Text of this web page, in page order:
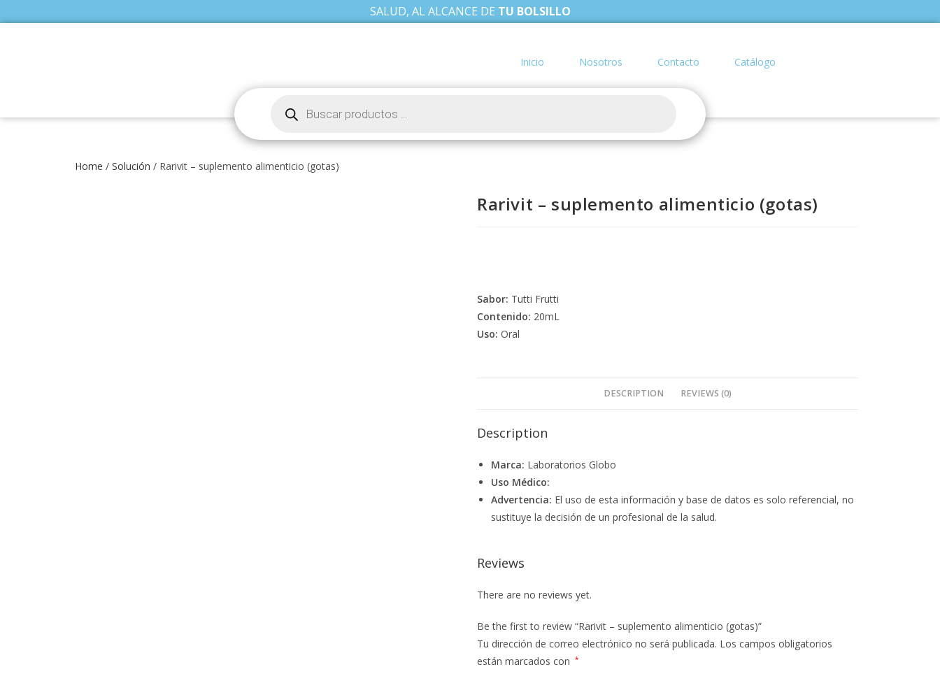
SALUD, AL ALCANCE DE TU BOLSILLO
Inicio Nosotros Contacto Catálogo
Home / Solución / Rarivit – suplemento alimenticio (gotas)
Rarivit – suplemento alimenticio (gotas)
Sabor: Tutti Frutti
Contenido: 20mL
Uso: Oral
DESCRIPTION REVIEWS (0)
Description
Marca: Laboratorios Globo
Uso Médico:
Advertencia: El uso de esta información y base de datos es solo referencial, no
sustituye la decisión de un profesional de la salud.
Reviews
There are no reviews yet.
Be the first to review “Rarivit – suplemento alimenticio (gotas)”
Tu dirección de correo electrónico no será publicada. Los campos obligatorios
están marcados con *